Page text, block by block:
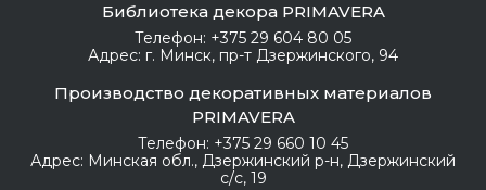
Библиотека декора PRIMAVERA
Телефон: +375 29 604 80 05
Адрес: г. Минск, пр-т Дзержинского, 94
Производство декоративных материалов
PRIMAVERA
Телефон: +375 29 660 10 45
Адрес: Минская обл., Дзержинский р-н, Дзержинский
с/с, 19